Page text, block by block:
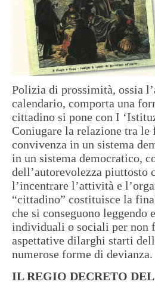
Polizia di prossimità, ossia
calendario, comporta una
cittadino si pone con I
Coniugare la relazione tra
convivenza in un sistema
in un sistema democratico,
dell’autorevolezza piuttosto
l’incentrare l’attività e
“cittadino” costituisce la
che si conseguono leggendo
individuali o sociali per non
aspettative dilarghi starti
numerose forme di devianza.
IL REGIO DECRETO DEL